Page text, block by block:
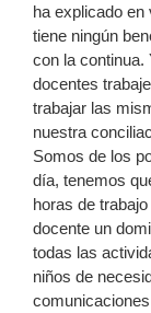
ha explicado
tiene ningún
con la continua.
docentes
trabajar las
nuestra
Somos de los
día, tenemos
horas de
docente un
todas las
niños de